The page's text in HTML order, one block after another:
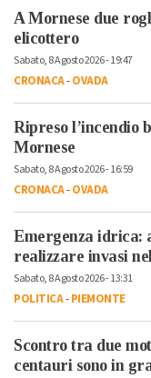
A Mornese due
elicottero
Sabato, 8 Agosto 2026 - 19:47
CRONACA-OVADA
Ripreso l’incendio
Mornese
Sabato, 8 Agosto 2026 - 16:59
CRONACA-OVADA
Emergenza idrica:
realizzare invasi
Sabato, 8 Agosto 2026 - 13:31
POLITICA-PIEMONTE
Scontro tra due
centauri sono in